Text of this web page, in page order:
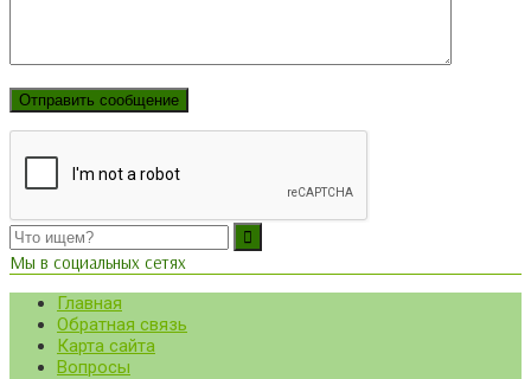
Мы в социальных сетях
Главная
Обратная связь
Карта сайта
Вопросы